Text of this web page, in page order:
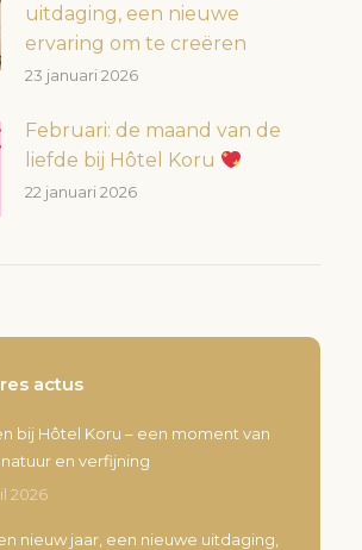
uitdaging, een nieuwe
ervaring om te creëren
23 januari 2026
Februari: de maand van de
liefde bij Hôtel Koru
22 januari 2026
actus
bij Hôtel Koru – een moment van
natuur en verfijning
2026
nieuw jaar, een nieuwe uitdaging,